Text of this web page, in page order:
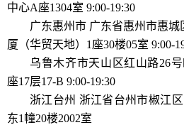
中心A座1304室 9:00-19:30
广东惠州市 广东省惠州市惠
厦（华贸天地）1座30楼05室 9:00-
乌鲁木齐市天山区红山路26
座17层17-B 9:00-19:30
浙江台州 浙江省台州市椒江
东1幢20楼2002室